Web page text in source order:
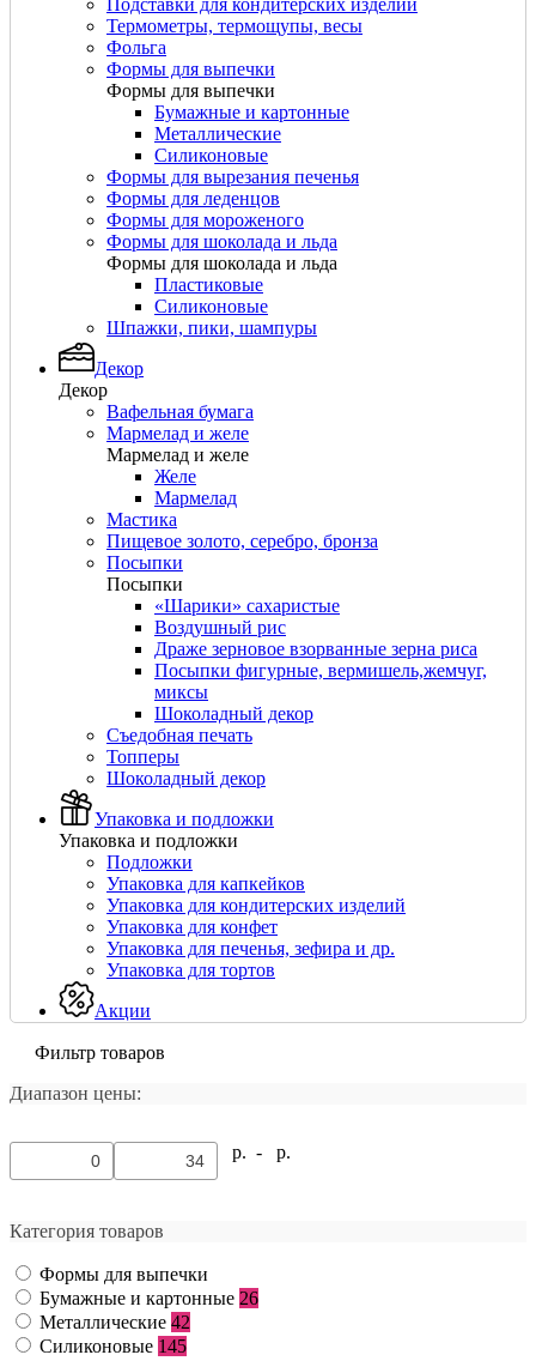
Термометры, термощупы, весы
Фольга
Формы для выпечки
Формы для выпечки
Бумажные и картонные
Металлические
Силиконовые
Формы для вырезания печенья
Формы для леденцов
Формы для мороженого
Формы для шоколада и льда
Формы для шоколада и льда
Пластиковые
Силиконовые
Шпажки, пики, шампуры
Декор
Декор
Вафельная бумага
Мармелад и желе
Мармелад и желе
Желе
Мармелад
Мастика
Пищевое золото, серебро, бронза
Посыпки
Посыпки
«Шарики» сахаристые
Воздушный рис
Драже зерновое взорванные зерна риса
Посыпки фигурные, вермишель,жемчуг,
миксы
Шоколадный декор
Съедобная печать
Топперы
Шоколадный декор
Упаковка и подложки
Упаковка и подложки
Подложки
Упаковка для капкейков
Упаковка для кондитерских изделий
Упаковка для конфет
Упаковка для печенья, зефира и др.
Упаковка для тортов
Акции
Фильтр товаров
Диапазон цены:
р. - р.
Категория товаров
Формы для выпечки
Бумажные и картонные 26
Металлические 42
Силиконовые 145